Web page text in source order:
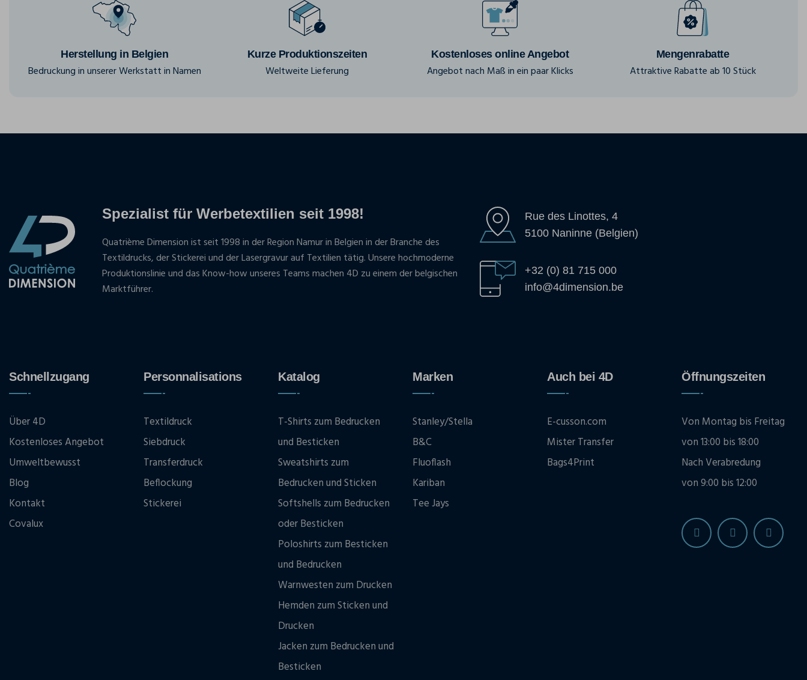
Herstellung in Belgien
Bedruckung in unserer Werkstatt in Namen
Kurze Produktionszeiten
Weltweite Lieferung
Kostenloses online Angebot
Angebot nach Maß in ein paar Klicks
Mengenrabatte
Attraktive Rabatte ab 10 Stück
Spezialist für Werbetextilien seit 1998!
Quatrième Dimension ist seit 1998 in der Region Namur in Belgien in der Branche des
Textildrucks, der Stickerei und der Lasergravur auf Textilien tätig. Unsere hochmoderne
Produktionslinie und das Know-how unseres Teams machen 4D zu einem der belgischen
Marktführer.
Rue des Linottes, 4
5100 Naninne (Belgien)
+32 (0) 81 715 000
info@4dimension.be
Schnellzugang
Über 4D
Kostenloses Angebot
Umweltbewusst
Blog
Kontakt
Covalux
Personnalisations
Textildruck
Siebdruck
Transferdruck
Beflockung
Stickerei
Katalog
T-Shirts zum Bedrucken
und Besticken
Sweatshirts zum
Bedrucken und Sticken
Softshells zum Bedrucken
oder Besticken
Poloshirts zum Besticken
und Bedrucken
Warnwesten zum Drucken
Hemden zum Sticken und
Drucken
Jacken zum Bedrucken und
Besticken
Marken
Stanley/Stella
B&C
Fluoflash
Kariban
Tee Jays
Auch bei 4D
E-cusson.com
Mister Transfer
Bags4Print
Öffnungszeiten
Von Montag bis Freitag
von 13:00 bis 18:00
Nach Verabredung
von 9:00 bis 12:00